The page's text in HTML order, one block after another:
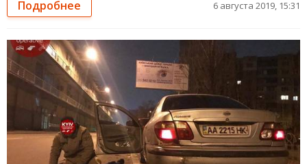
Подробнее 6 августа 2019, 15:31